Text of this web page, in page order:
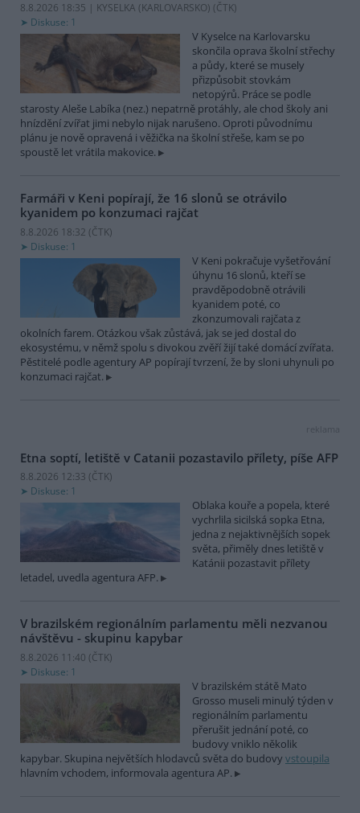
8.8.2026 18:35 | KYSELKA (KARLOVARSKO) (ČTK)
Diskuse: 1
V Kyselce na Karlovarsku
skončila oprava školní střechy
a půdy, které se musely
přizpůsobit stovkám
netopýrů. Práce se podle
starosty Aleše Labíka (nez.) nepatrně protáhly, ale chod školy ani
hnízdění zvířat jimi nebylo nijak narušeno. Oproti původnímu
plánu je nově opravená i věžička na školní střeše, kam se po
spoustě let vrátila makovice.
Farmáři v Keni popírají, že 16 slonů se otrávilo
kyanidem po konzumaci rajčat
8.8.2026 18:32 (ČTK)
Diskuse: 1
V Keni pokračuje vyšetřování
úhynu 16 slonů, kteří se
pravděpodobně otrávili
kyanidem poté, co
zkonzumovali rajčata z
okolních farem. Otázkou však zůstává, jak se jed dostal do
ekosystému, v němž spolu s divokou zvěří žijí také domácí zvířata.
Pěstitelé podle agentury AP popírají tvrzení, že by sloni uhynuli po
konzumaci rajčat.
reklama
Etna soptí, letiště v Catanii pozastavilo přílety, píše AFP
8.8.2026 12:33 (ČTK)
Diskuse: 1
Oblaka kouře a popela, které
vychrlila sicilská sopka Etna,
jedna z nejaktivnějších sopek
světa, přiměly dnes letiště v
Katánii pozastavit přílety
letadel, uvedla agentura AFP.
V brazilském regionálním parlamentu měli nezvanou
návštěvu - skupinu kapybar
8.8.2026 11:40 (ČTK)
Diskuse: 1
V brazilském státě Mato
Grosso museli minulý týden v
regionálním parlamentu
přerušit jednání poté, co
budovy vniklo několik
kapybar. Skupina největších hlodavců světa do budovy vstoupila
hlavním vchodem, informovala agentura AP.